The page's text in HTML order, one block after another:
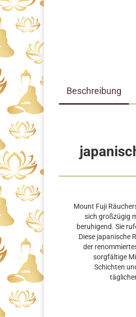
Beschreibung
Mount Fuji
sich großzügig
beruhigend. Sie
Diese japanische
der
sorgfältige
Schichten